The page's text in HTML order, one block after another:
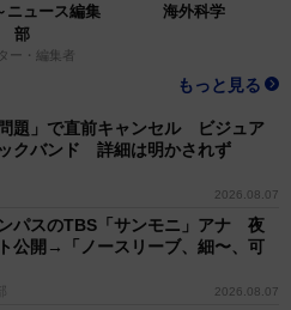
ニュース編集
部
ー・編集者
海外科学
もっと見る
題」で直前キャンセル ビジュア
クバンド 詳細は明かされず
2026.08.07
パスのTBS「サンモニ」アナ 夜
公開→「ノースリーブ、細〜、可
2026.08.07